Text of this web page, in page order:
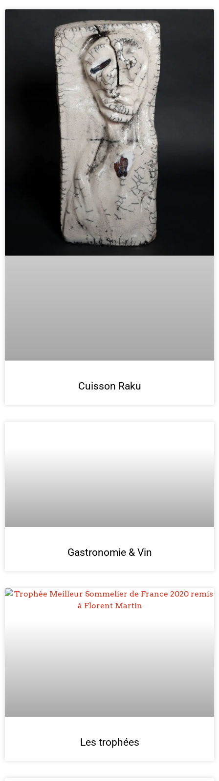
Cuisson Raku
Gastronomie & Vin
Les trophées